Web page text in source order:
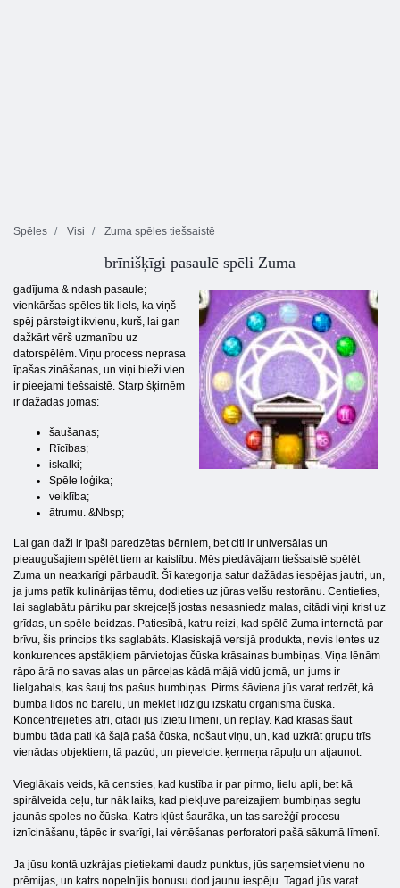
Spēles Visi Zuma spēles tiešsaistē
brīnišķīgi pasaulē spēli Zuma
gadījuma & ndash pasaule;
vienkāršas spēles tik liels, ka viņš
spēj pārsteigt ikvienu, kurš, lai gan
dažkārt vērš uzmanību uz
datorspēlēm. Viņu process neprasa
īpašas zināšanas, un viņi bieži vien
ir pieejami tiešsaistē. Starp šķirnēm
ir dažādas jomas:
šaušanas;
Rīcības;
iskalki;
Spēle loģika;
veiklība;
ātrumu. &Nbsp;
Lai gan daži ir īpaši paredzētas bērniem, bet citi ir universālas un
pieaugušajiem spēlēt tiem ar kaislību. Mēs piedāvājam tiešsaistē spēlēt
Zuma un neatkarīgi pārbaudīt. Šī kategorija satur dažādas iespējas jautri, un,
ja jums patīk kulinārijas tēmu, dodieties uz jūras velšu restorānu. Centieties,
lai saglabātu pārtiku par skrejceļš jostas nesasniedz malas, citādi viņi krist uz
grīdas, un spēle beidzas. Patiesībā, katru reizi, kad spēlē Zuma internetā par
brīvu, šis princips tiks saglabāts. Klasiskajā versijā produkta, nevis lentes uz
konkurences apstākļiem pārvietojas čūska krāsainas bumbiņas. Viņa lēnām
rāpo ārā no savas alas un pārceļas kādā mājā vidū jomā, un jums ir
lielgabals, kas šauj tos pašus bumbiņas. Pirms šāviena jūs varat redzēt, kā
bumba lidos no barelu, un meklēt līdzīgu izskatu organismā čūska.
Koncentrējieties ātri, citādi jūs izietu līmeni, un replay. Kad krāsas šaut
bumbu tāda pati kā šajā pašā čūska, nošaut viņu, un, kad uzkrāt grupu trīs
vienādas objektiem, tā pazūd, un pievelciet ķermeņa rāpuļu un atjaunot.
Vieglākais veids, kā censties, kad kustība ir par pirmo, lielu apli, bet kā
spirālveida ceļu, tur nāk laiks, kad piekļuve pareizajiem bumbiņas segtu
jaunās spoles no čūska. Katrs kļūst šaurāka, un tas sarežģī procesu
iznīcināšanu, tāpēc ir svarīgi, lai vērtēšanas perforatori pašā sākumā līmenī.
Ja jūsu kontā uzkrājas pietiekami daudz punktus, jūs saņemsiet vienu no
prēmijas, un katrs nopelnījis bonusu dod jaunu iespēju. Tagad jūs varat